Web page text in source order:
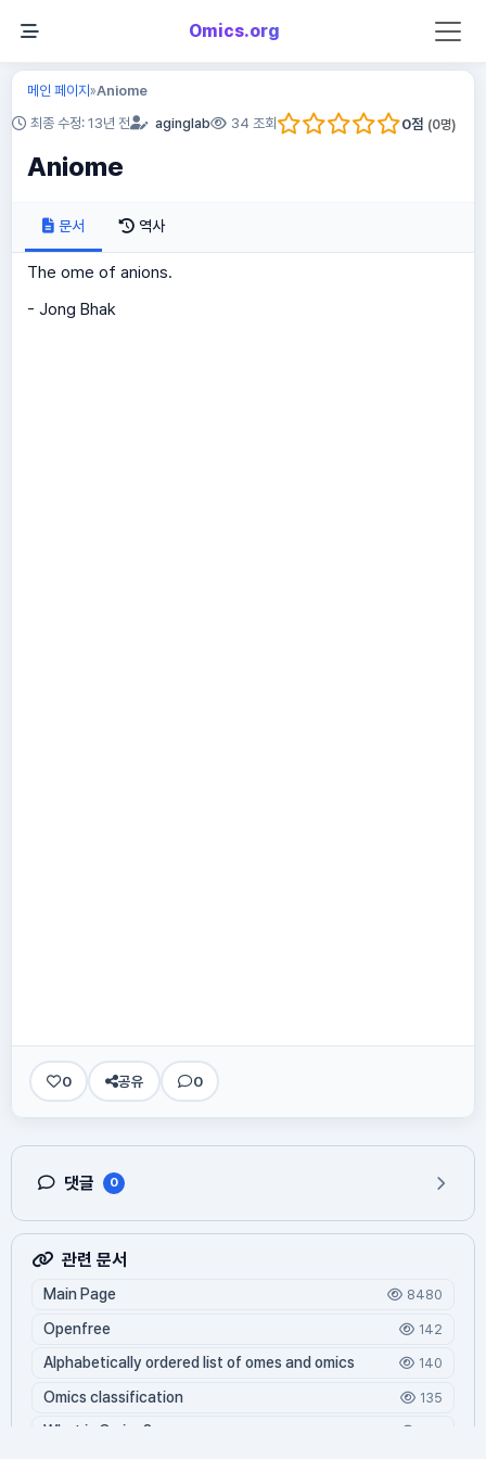
Omics.org
메인 페이지»Aniome
최종 수정: 13년 전 aginglab 34 조회 0점 (0명)
Aniome
문서 역사
The ome of anions.
- Jong Bhak
0 공유 0
댓글 0
관련 문서
Main Page 8480
Openfree 142
Alphabetically ordered list of omes and omics 140
Omics classification 135
What is Oming?